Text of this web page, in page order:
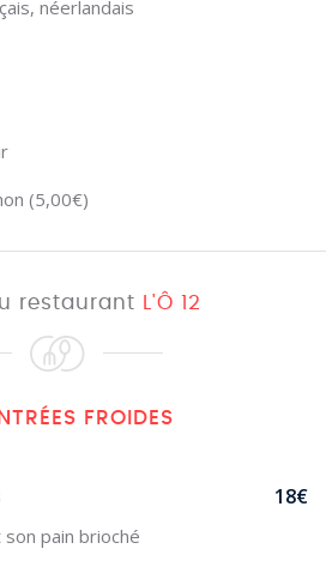
néerlandais
(5,00€)
restaurant L'Ô 12
FROIDES
pain brioché
18€